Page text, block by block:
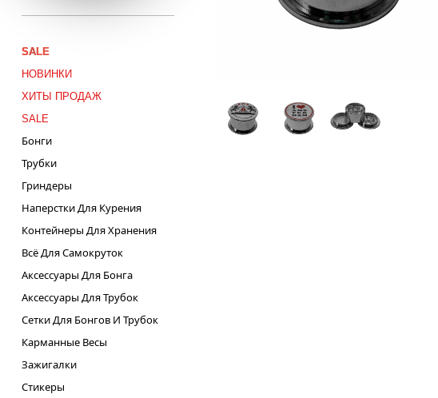
SALE
НОВИНКИ
ХИТЫ ПРОДАЖ
SALE
Бонги
Трубки
Гриндеры
Наперстки Для Курения
Контейнеры Для Хранения
Всё Для Самокруток
Аксессуары Для Бонга
Аксессуары Для Трубок
Сетки Для Бонгов И Трубок
Карманные Весы
Зажигалки
Стикеры